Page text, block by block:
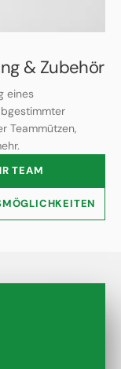
& Zubehör
eines
Teammützen,
TEAM